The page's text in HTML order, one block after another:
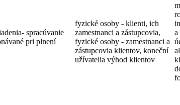
spracúvanie
pri plnení
fyzické osoby - klienti, ich
zamestnanci a zástupcovia,
fyzické osoby - zamestnanci a
zástupcovia klientov, koneční
užívatelia výhod klientov
a